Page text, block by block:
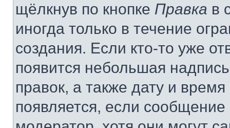
щёлкнув по кнопке Правка в
иногда только в течение
создания. Если кто-то уже
появится небольшая
правок, а также дату и
появляется, если